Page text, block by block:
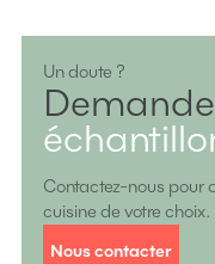
Un doute ?
Contactez-nous pour
cuisine de votre choix.
Nous contacter